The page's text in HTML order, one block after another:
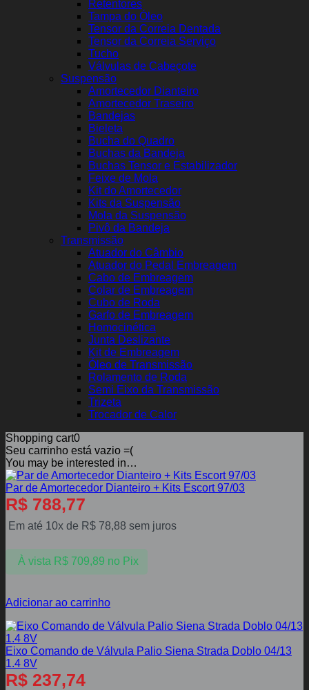
Retentores
Tampa do Óleo
Tensor da Correia Dentada
Tensor da Correia Serviço
Tucho
Válvulas de Cabeçote
Suspensão
Amortecedor Dianteiro
Amortecedor Traseiro
Bandejas
Bieleta
Bucha do Quadro
Buchas da Bandeja
Buchas Tensor e Estabilizador
Feixe de Mola
Kit do Amortecedor
Kits da Suspensão
Mola da Suspensão
Pivô da Bandeja
Transmissão
Atuador do Câmbio
Atuador do Pedal Embreagem
Cabo de Embreagem
Colar de Embreagem
Cubo de Roda
Garfo de Embreagem
Homocinética
Junta Deslizante
Kit de Embreagem
Óleo de Transmissão
Rolamento de Roda
Semi Eixo da Transmissão
Trizeta
Trocador de Calor
Shopping cart0
Seu carrinho está vazio =(
You may be interested in…
Par de Amortecedor Dianteiro + Kits Escort 97/03
R$ 788,77
Em até 10x de R$ 78,88 sem juros
À vista R$709,89 no Pix
Adicionar ao carrinho
Eixo Comando de Válvula Palio Siena Strada Doblo 04/13
1.4 8V
R$ 237,74